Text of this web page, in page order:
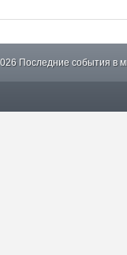
Последние события в